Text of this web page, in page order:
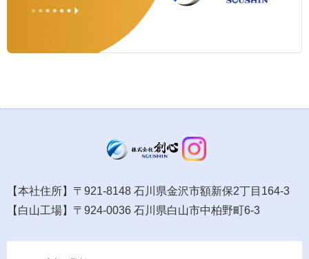
【本社住所】〒921-8148 石川県金沢市額新保2丁目164-3
【白山工場】〒924-0036 石川県白山市中柏野町6-3